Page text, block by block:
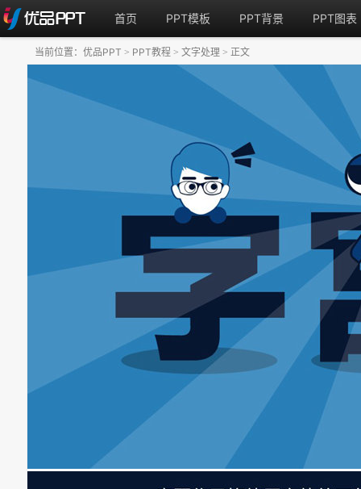
首页 PPT模板 PPT背景 PPT图表
当前位置： 优品PPT > PPT教程 > 文字处理 > 正文